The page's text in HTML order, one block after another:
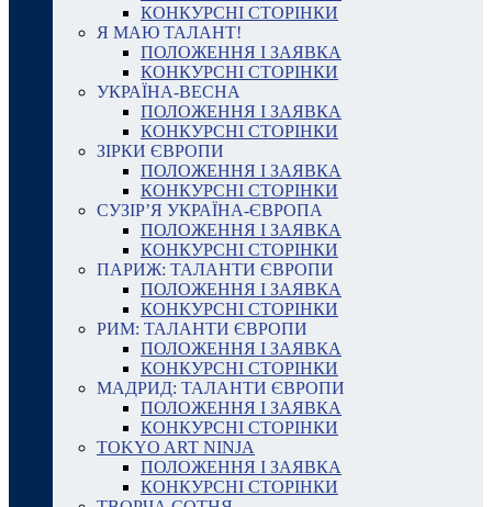
КОНКУРСНІ СТОРІНКИ
Я МАЮ ТАЛАНТ!
ПОЛОЖЕННЯ І ЗАЯВКА
КОНКУРСНІ СТОРІНКИ
УКРАЇНА-ВЕСНА
ПОЛОЖЕННЯ І ЗАЯВКА
КОНКУРСНІ СТОРІНКИ
ЗІРКИ ЄВРОПИ
ПОЛОЖЕННЯ І ЗАЯВКА
КОНКУРСНІ СТОРІНКИ
СУЗІР’Я УКРАЇНА-ЄВРОПА
ПОЛОЖЕННЯ І ЗАЯВКА
КОНКУРСНІ СТОРІНКИ
ПАРИЖ: ТАЛАНТИ ЄВРОПИ
ПОЛОЖЕННЯ І ЗАЯВКА
КОНКУРСНІ СТОРІНКИ
РИМ: ТАЛАНТИ ЄВРОПИ
ПОЛОЖЕННЯ І ЗАЯВКА
КОНКУРСНІ СТОРІНКИ
МАДРИД: ТАЛАНТИ ЄВРОПИ
ПОЛОЖЕННЯ І ЗАЯВКА
КОНКУРСНІ СТОРІНКИ
TOKYO ART NINJA
ПОЛОЖЕННЯ І ЗАЯВКА
КОНКУРСНІ СТОРІНКИ